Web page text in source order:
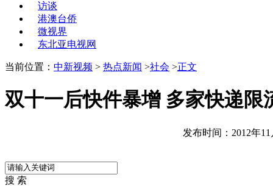
访谈
港澳台侨
微视界
东北亚电视网
当前位置： 中新视频 > 热点新闻 >社会 >正文
双十一后快件暴增 多家快递限
发布时间：2012年11
搜 索